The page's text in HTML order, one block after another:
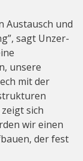
Austausch und
sagt Unzer-
unsere
mit der
sich
wir einen
der fest